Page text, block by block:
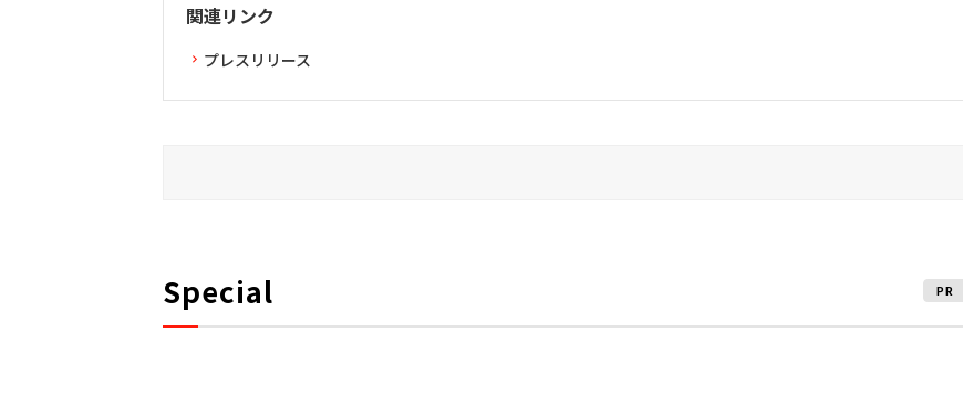
関連リンク
プレスリリース
Special PR